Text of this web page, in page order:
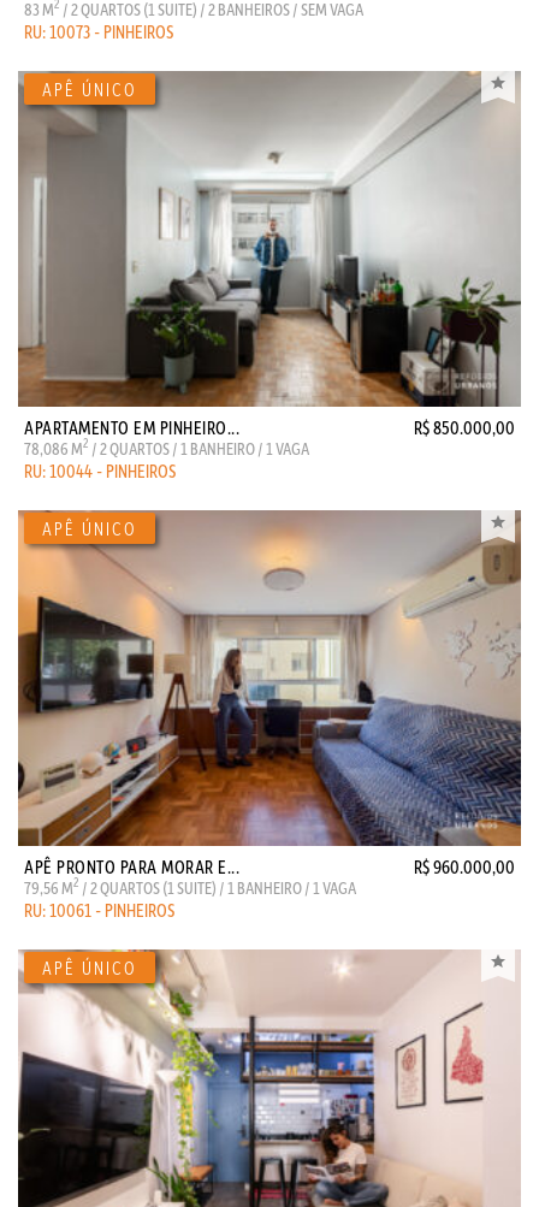
83 M2 / 2 QUARTOS (1 SUITE) / 2 BANHEIROS / SEM VAGA
RU: 10073 - PINHEIROS
APARTAMENTO EM PINHEIRO... R$ 850.000,00
78,086 M2 / 2 QUARTOS / 1 BANHEIRO / 1 VAGA
RU: 10044 - PINHEIROS
APÊ PRONTO PARA MORAR E... R$ 960.000,00
79,56 M2 / 2 QUARTOS (1 SUITE) / 1 BANHEIRO / 1 VAGA
RU: 10061 - PINHEIROS